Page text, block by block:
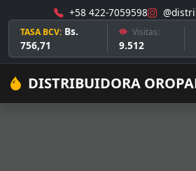
+58 422-7059598
TASA BCV: Bs.
756,71
Visitas:
9.512
DISTRIBUIDORA